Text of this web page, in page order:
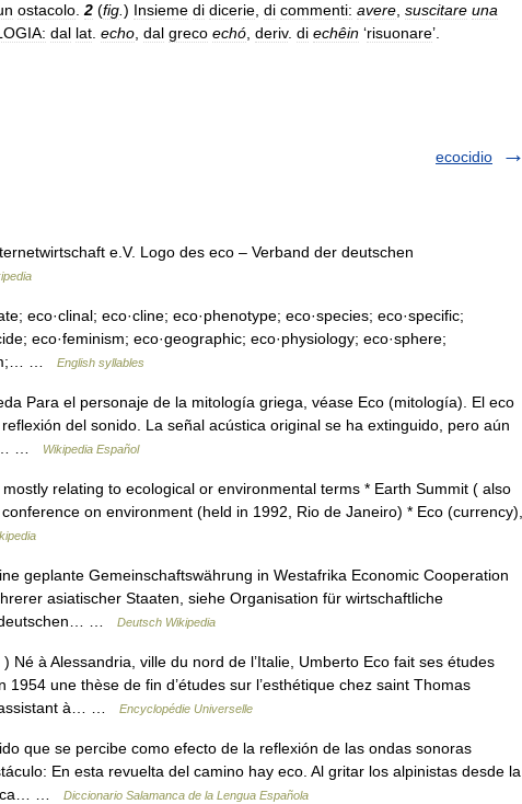
ostacolo 2 (fig ) Insieme di dicerie di commenti: avere suscitare una
dal lat echo dal greco echó deriv. di echêin ‘risuonare’.
ecocidio
e.V. Logo des eco – Verband der deutschen
eco·clinal; eco·cline; eco·phenotype; eco·species; eco·specific;
eco·feminism; eco·geographic; eco·physiology; eco·sphere;
…
English syllables
Para el personaje de la mitología griega, véase Eco (mitología). El eco
del sonido. La señal acústica original se ha extinguido, pero aún
…
Wikipedia Español
relating to ecological or environmental terms * Earth Summit ( also
on environment (held in 1992, Rio de Janeiro) * Eco (currency),
geplante Gemeinschaftswährung in Westafrika Economic Cooperation
asiatischer Staaten, siehe Organisation für wirtschaftliche
deutschen… …
Deutsch Wikipedia
Né à Alessandria, ville du nord de l’Italie, Umberto Eco fait ses études
une thèse de fin d’études sur l’esthétique chez saint Thomas
assistant à… …
Encyclopédie Universelle
que se percibe como efecto de la reflexión de las ondas sonoras
En esta revuelta del camino hay eco. Al gritar los alpinistas desde la
…
Diccionario Salamanca de la Lengua Española